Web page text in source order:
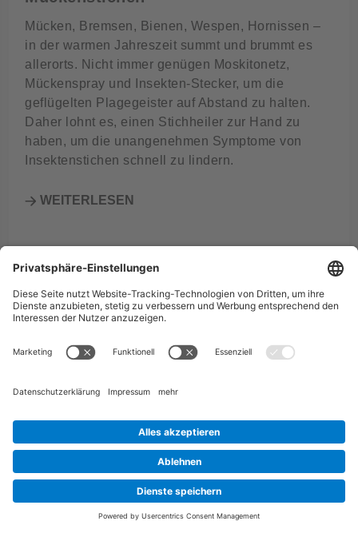
Mücken, Bremsen, Bienen, Wespen, Hornissen –
in der warmen Jahreszeit summt und brummt es
allerorts. Nicht immer genügen Moskitonetz,
Mückenspray und Insekten-Stecker, um die
geflügelten Plagegeister auf Abstand zu halten.
Daher lohnt es, einen Stichheiler zur Hand zu
haben, um die unangenehmen Symptome von
Insektenstichen schnell zu lindern.
WEITERLESEN
Sprachwahl
und Behandlung
Sprays und Cremes zum Schutz Deiner Haut vor Mücke
Stichheiler
bite away®bei Mückenstichen
Mückenstich